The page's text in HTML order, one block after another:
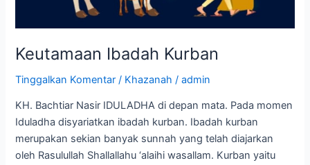
Keutamaan Ibadah Kurban
Tinggalkan Komentar / Khazanah /admin
KH. Bachtiar Nasir IDULADHA di depan mata. Pada momen
Iduladha disyariatkan ibadah kurban. Ibadah kurban
merupakan sekian banyak sunnah yang telah diajarkan
oleh Rasulullah Shallallahu ‘alaihi wasallam. Kurban yaitu